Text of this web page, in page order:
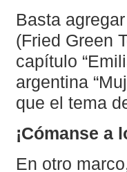
Basta
(Fried Green
capítulo
argentina
que el tema
¡Cómanse a
En otro